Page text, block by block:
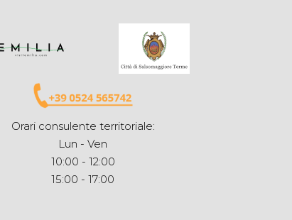
Orari consulente territoriale:
Lun - Ven
10:00 - 12:00
15:00 - 17:00